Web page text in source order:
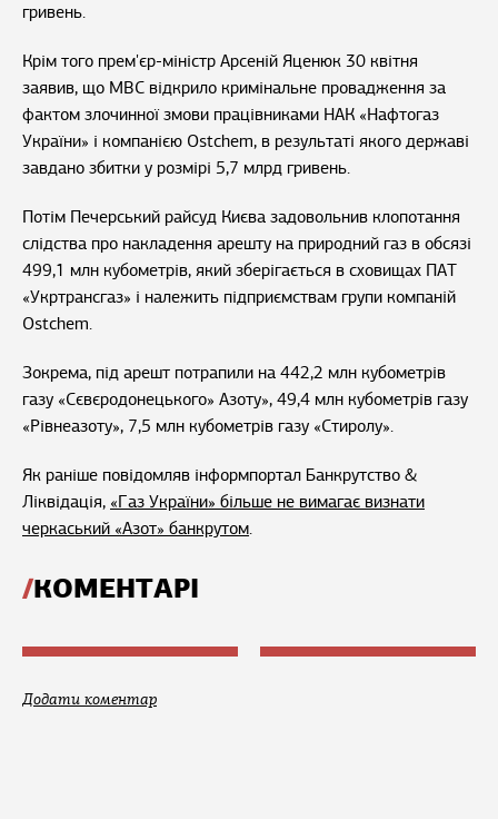
гривень.
Крім того прем'єр-міністр Арсеній Яценюк 30 квітня
заявив, що МВС відкрило кримінальне провадження за
фактом злочинної змови працівниками НАК «Нафтогаз
України» і компанією Ostchem, в результаті якого державі
завдано збитки у розмірі 5,7 млрд гривень.
Потім Печерський райсуд Києва задовольнив клопотання
слідства про накладення арешту на природний газ в обсязі
499,1 млн кубометрів, який зберігається в сховищах ПАТ
«Укртрансгаз» і належить підприємствам групи компаній
Ostchem.
Зокрема, під арешт потрапили на 442,2 млн кубометрів
газу «Сєвєродонецького» Азоту», 49,4 млн кубометрів газу
«Рівнеазоту», 7,5 млн кубометрів газу «Стиролу».
Як раніше повідомляв інформпортал Банкрутство &
Ліквідація, «Газ України» більше не вимагає визнати
черкаський «Азот» банкрутом.
КОМЕНТАРІ
Додати коментар